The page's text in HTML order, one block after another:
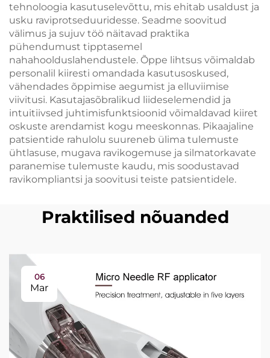
tehnoloogia kasutuselevõttu, mis ehitab usaldust ja
usku raviprotseduuridesse. Seadme soovitud
välimus ja sujuv töö näitavad praktika
pühendumust tipptasemel
nahahoolduslahendustele. Õppe lihtsus võimaldab
personalil kiiresti omandada kasutusoskused,
vähendades õppimise aegumist ja elluviimise
viivitusi. Kasutajasõbralikud liideselemendid ja
intuitiivsed juhtimisfunktsioonid võimaldavad kiiret
oskuste arendamist kogu meeskonnas. Pikaajaline
patsientide rahulolu suureneb ülima tulemuste
ühtlasuse, mugava ravikogemuse ja silmatorkavate
paranemise tulemuste kaudu, mis soodustavad
ravikompliantsi ja soovitusi teiste patsientidele.
Praktilised nõuanded
06
Mar